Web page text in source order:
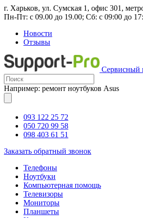
г. Харьков, ул. Сумская 1, офис 301,
Пн-Пт: с 09.00 до 19.00; Сб: с 09:00 до
Новости
Отзывы
Сервисный
Например: ремонт ноутбуков Asus
093 122 25 72
050 720 99 58
098 403 61 51
Заказать обратный звонок
Телефоны
Ноутбуки
Компьютерная помощь
Телевизоры
Мониторы
Планшеты